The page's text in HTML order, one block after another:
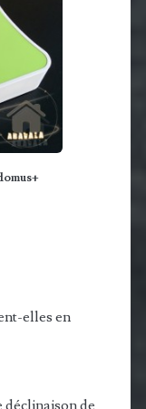
elles en
de